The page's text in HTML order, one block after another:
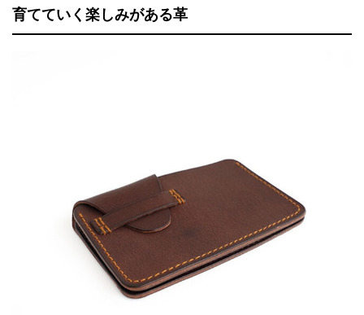
育てていく楽しみがある革